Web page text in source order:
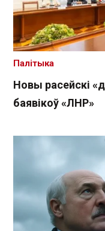
Новы расейскі
баявікоў «ЛНР»
Палітыка